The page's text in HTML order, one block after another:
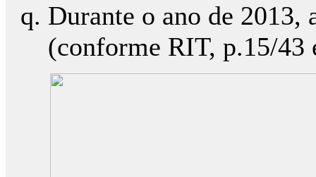
Durante o ano de 2013,
(conforme RIT, p.15/43